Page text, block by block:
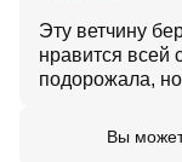
Эту ветчину
нравится всей
подорожала,
Вы